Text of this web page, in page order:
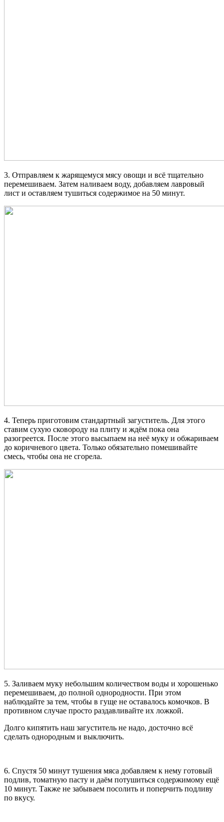
3. Отправляем к жарящемуся мясу овощи и всё тщательно
перемешиваем. Затем наливаем воду, добавляем лавровый
лист и оставляем тушиться содержимое на 50 минут.
4. Теперь приготовим стандартный загуститель. Для этого
ставим сухую сковороду на плиту и ждём пока она
разогреется. После этого высыпаем на неё муку и обжариваем
до коричневого цвета. Только обязательно помешивайте
смесь, чтобы она не сгорела.
5. Заливаем муку небольшим количеством воды и хорошенько
перемешиваем, до полной однородности. При этом
наблюдайте за тем, чтобы в гуще не оставалось комочков. В
противном случае просто раздавливайте их ложкой.
Долго кипятить наш загуститель не надо, досточно всё
сделать однородным и выключить.
6. Спустя 50 минут тушения мяса добавляем к нему готовый
подлив, томатную пасту и даём потушиться содержимому ещё
10 минут. Также не забываем посолить и поперчить подливу
по вкусу.